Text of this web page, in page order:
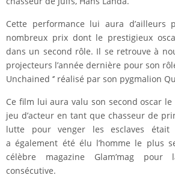
Cette performance lui aura d’ailleurs
nombreux prix dont le prestigieux
dans un second rôle. Il se retrouve à
projecteurs l’année dernière pour son
Unchained ‘’ réalisé par son pygmalion
Ce film lui aura valu son second oscar
jeu d’acteur en tant que chasseur de
lutte pour venger les esclaves était
a également été élu l’homme le plus
célèbre magazine Glam’mag pour
consécutive.